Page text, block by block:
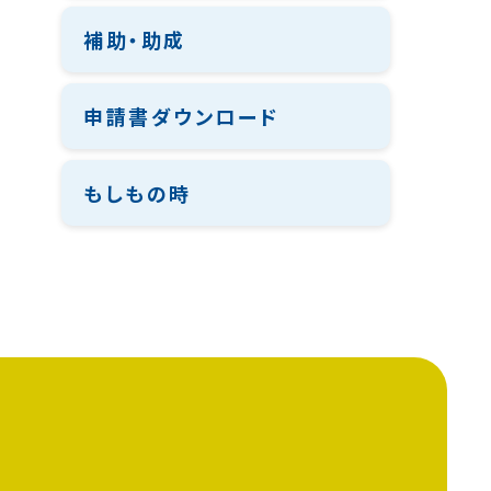
補助・助成
申請書ダウンロード
もしもの時